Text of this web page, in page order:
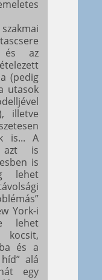
és az
(pedig
utasok
illetve
is... A
azt is
is
lehet
York-i
lehet
kocsit,
és a
alá
egy